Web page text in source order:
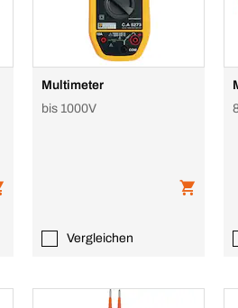
Multimeter
bis 1000V
Vergleichen